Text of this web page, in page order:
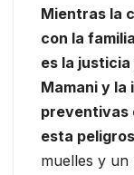
Mientras la
con la
es la
Mamani y la
preventivas
esta
muelles y